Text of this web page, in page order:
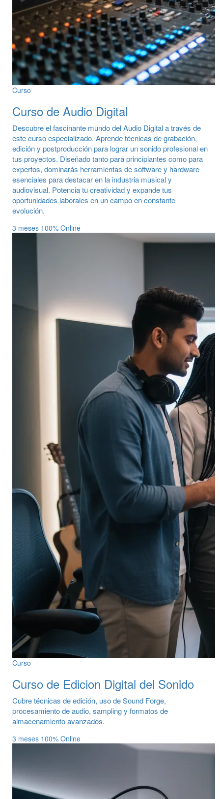
Curso
Curso de Audio Digital
Descubre el fascinante mundo del Audio Digital a través de
este curso especializado. Aprende técnicas de grabación,
edición y postproducción para lograr un sonido profesional en
tus proyectos. Diseñado tanto para principiantes como para
expertos, dominarás herramientas de software y hardware
esenciales para destacar en la industria musical y
audiovisual. Potencia tu creatividad y expande tus
oportunidades laborales en un campo en constante
evolución.
3 meses 100% Online
Curso
Curso de Edicion Digital del Sonido
Cubre técnicas de edición, uso de Sound Forge,
procesamiento de audio, sampling y formatos de
almacenamiento avanzados.
3 meses 100% Online